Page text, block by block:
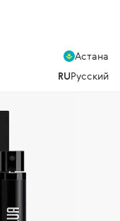
Астана
RUРусский